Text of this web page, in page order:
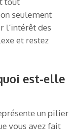
seulement
l’intérêt des
et restez
est-elle
un pilier
vous avez fait